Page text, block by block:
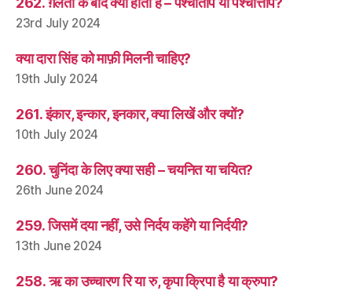
23rd July 2024
क्या दारा सिंह को माफ़ी मिलनी चाहिए?
19th July 2024
261. इंकार, इन्कार, इनकार, क्या लिखें और क्यों?
10th July 2024
260. चुनिंदा के लिए क्या सही – चयनित या चयित?
26th June 2024
259. जिसमें दया नहीं, उसे निर्दय कहेंगे या निर्दयी?
13th June 2024
258. ऋ का उच्चारण रि या रु, कृपा क्रिपा है या क्रुपा?